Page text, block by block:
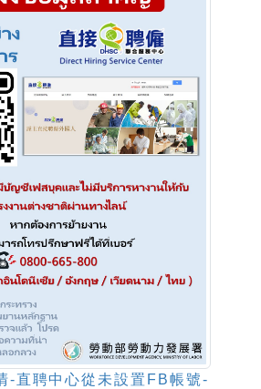
-直聘中心從未設置FB帳號-